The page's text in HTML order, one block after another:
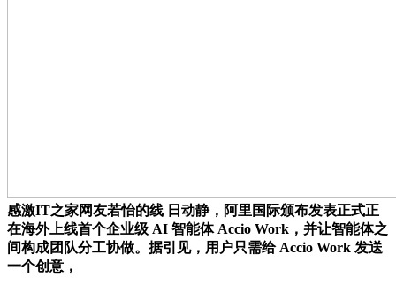
感激IT之家网友若怡的线 日动静，阿里国际颁布发表正式正
在海外上线首个企业级 AI 智能体 Accio Work，并让智能体之
间构成团队分工协做。据引见，用户只需给 Accio Work 发送
一个创意，